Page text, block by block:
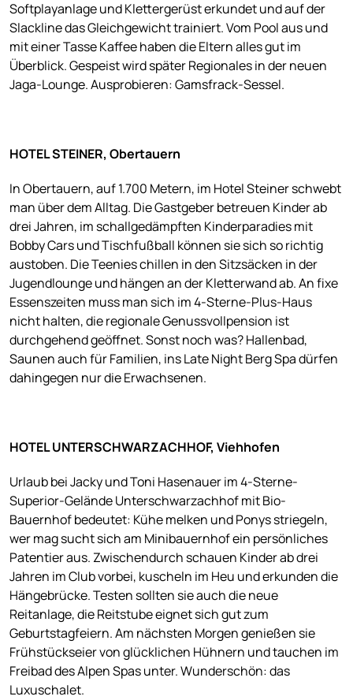
Softplayanlage und Klettergerüst erkundet und auf der
Slackline das Gleichgewicht trainiert. Vom Pool aus und
mit einer Tasse Kaffee haben die Eltern alles gut im
Überblick. Gespeist wird später Regionales in der neuen
Jaga-Lounge. Ausprobieren: Gamsfrack-Sessel.
HOTEL STEINER, Obertauern
In Obertauern, auf 1.700 Metern, im Hotel Steiner schwebt
man über dem Alltag. Die Gastgeber betreuen Kinder ab
drei Jahren, im schallgedämpften Kinderparadies mit
Bobby Cars und Tischfußball können sie sich so richtig
austoben. Die Teenies chillen in den Sitzsäcken in der
Jugendlounge und hängen an der Kletterwand ab. An fixe
Essenszeiten muss man sich im 4-Sterne-Plus-Haus
nicht halten, die regionale Genussvollpension ist
durchgehend geöffnet. Sonst noch was? Hallenbad,
Saunen auch für Familien, ins Late Night Berg Spa dürfen
dahingegen nur die Erwachsenen.
HOTEL UNTERSCHWARZACHHOF, Viehhofen
Urlaub bei Jacky und Toni Hasenauer im 4-Sterne-
Superior-Gelände Unterschwarzachhof mit Bio-
Bauernhof bedeutet: Kühe melken und Ponys striegeln,
wer mag sucht sich am Minibauernhof ein persönliches
Patentier aus. Zwischendurch schauen Kinder ab drei
Jahren im Club vorbei, kuscheln im Heu und erkunden die
Hängebrücke. Testen sollten sie auch die neue
Reitanlage, die Reitstube eignet sich gut zum
Geburtstagfeiern. Am nächsten Morgen genießen sie
Frühstückseier von glücklichen Hühnern und tauchen im
Freibad des Alpen Spas unter. Wunderschön: das
Luxuschalet.